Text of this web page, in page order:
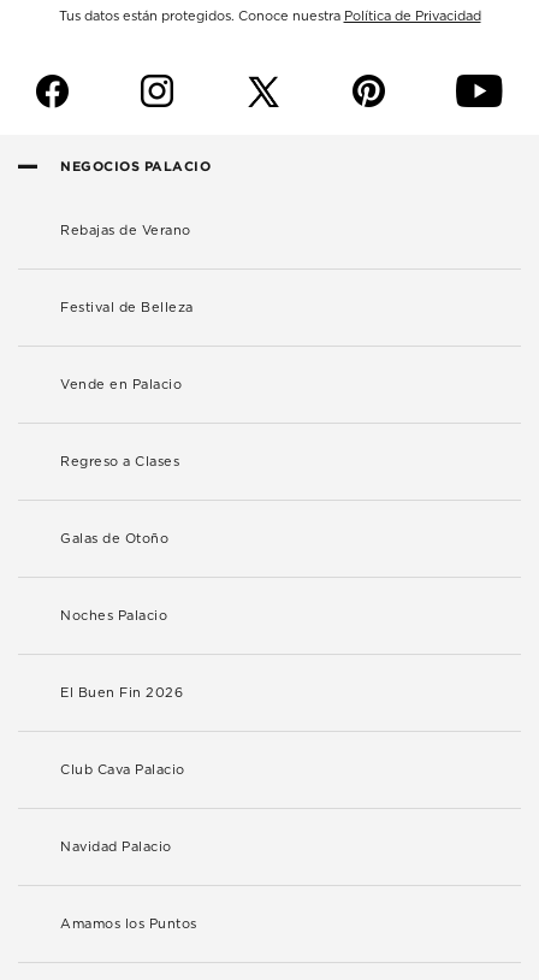
Tus datos están protegidos. Conoce nuestra Política de Privacidad
f i p y
NEGOCIOS PALACIO
Rebajas de Verano
Festival de Belleza
Vende en Palacio
Regreso a Clases
Galas de Otoño
Noches Palacio
El Buen Fin 2026
Club Cava Palacio
Navidad Palacio
Amamos los Puntos